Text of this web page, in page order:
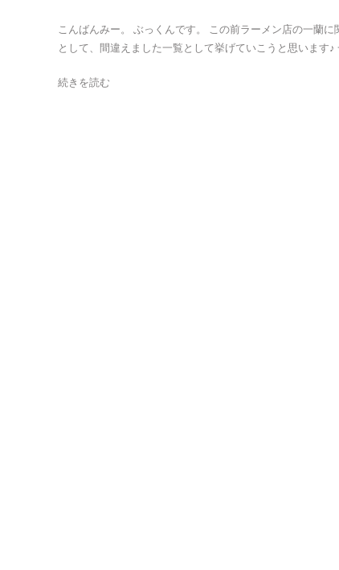
こんばんみー。 ぶっくんです。 この前ラーメン店の一蘭
として、間違えました一覧として挙げていこうと思います
続きを読む